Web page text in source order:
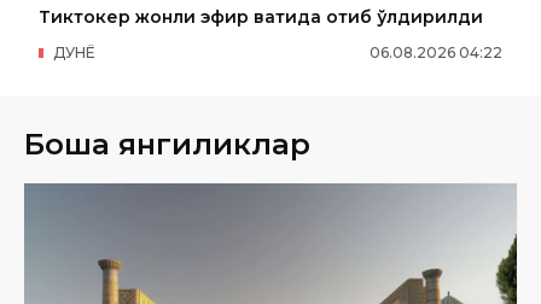
Тиктокер жонли эфир вақтида отиб ўлдирилди
06.08.2026 04:22
ДУНË
Бошқа янгиликлар